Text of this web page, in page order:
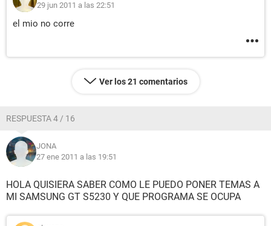
29 jun 2011 a las 22:51
el mio no corre
Ver los 21 comentarios
RESPUESTA 4 / 16
JONA
27 ene 2011 a las 19:51
HOLA QUISIERA SABER COMO LE PUEDO PONER TEMAS A
MI SAMSUNG GT S5230 Y QUE PROGRAMA SE OCUPA